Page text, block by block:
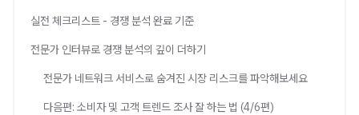
실전 체크리스트 - 경쟁 분석 완료 기준
전문가 인터뷰로 경쟁 분석의 깊이 더하기
전문가 네트워크 서비스로 숨겨진 시장 리스크를 파악해보세요
다음편: 소비자 및 고객 트렌드 조사 잘 하는 법 (4/6편)